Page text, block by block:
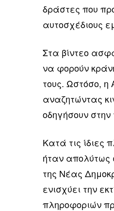
δράστες που
αυτοσχέδιους
Στα βίντεο
να φορούν
τους. Ωστόσο, η
αναζητώντας
οδηγήσουν στην
Κατά τις ίδιες
ήταν απολύτως
της Νέας
ενισχύει την
πληροφοριών